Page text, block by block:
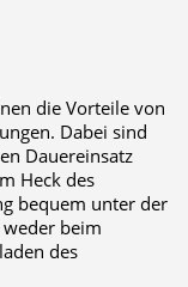
die Vorteile von
Dabei sind
Dauereinsatz
Heck des
bequem unter der
beim
des